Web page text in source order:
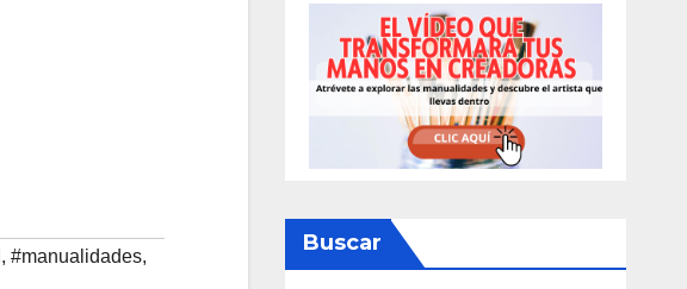
, #manualidades,
Buscar